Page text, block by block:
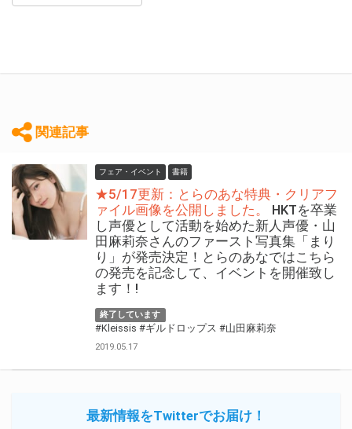
関連記事
フェア・イベント 書籍
★5/17更新：とらのあな特典・クリアフ
ァイル画像を公開しました。
HKTを卒業
し声優として活動を始めた新人声優・山
田麻莉奈さんのファースト写真集「まり
り」が発売決定！とらのあなではこちら
の発売を記念して、イベントを開催致し
ます！!
終了しています
#Kleissis #ギルドロップス #山田麻莉奈
2019.05.17
最新情報をTwitterでお届け！